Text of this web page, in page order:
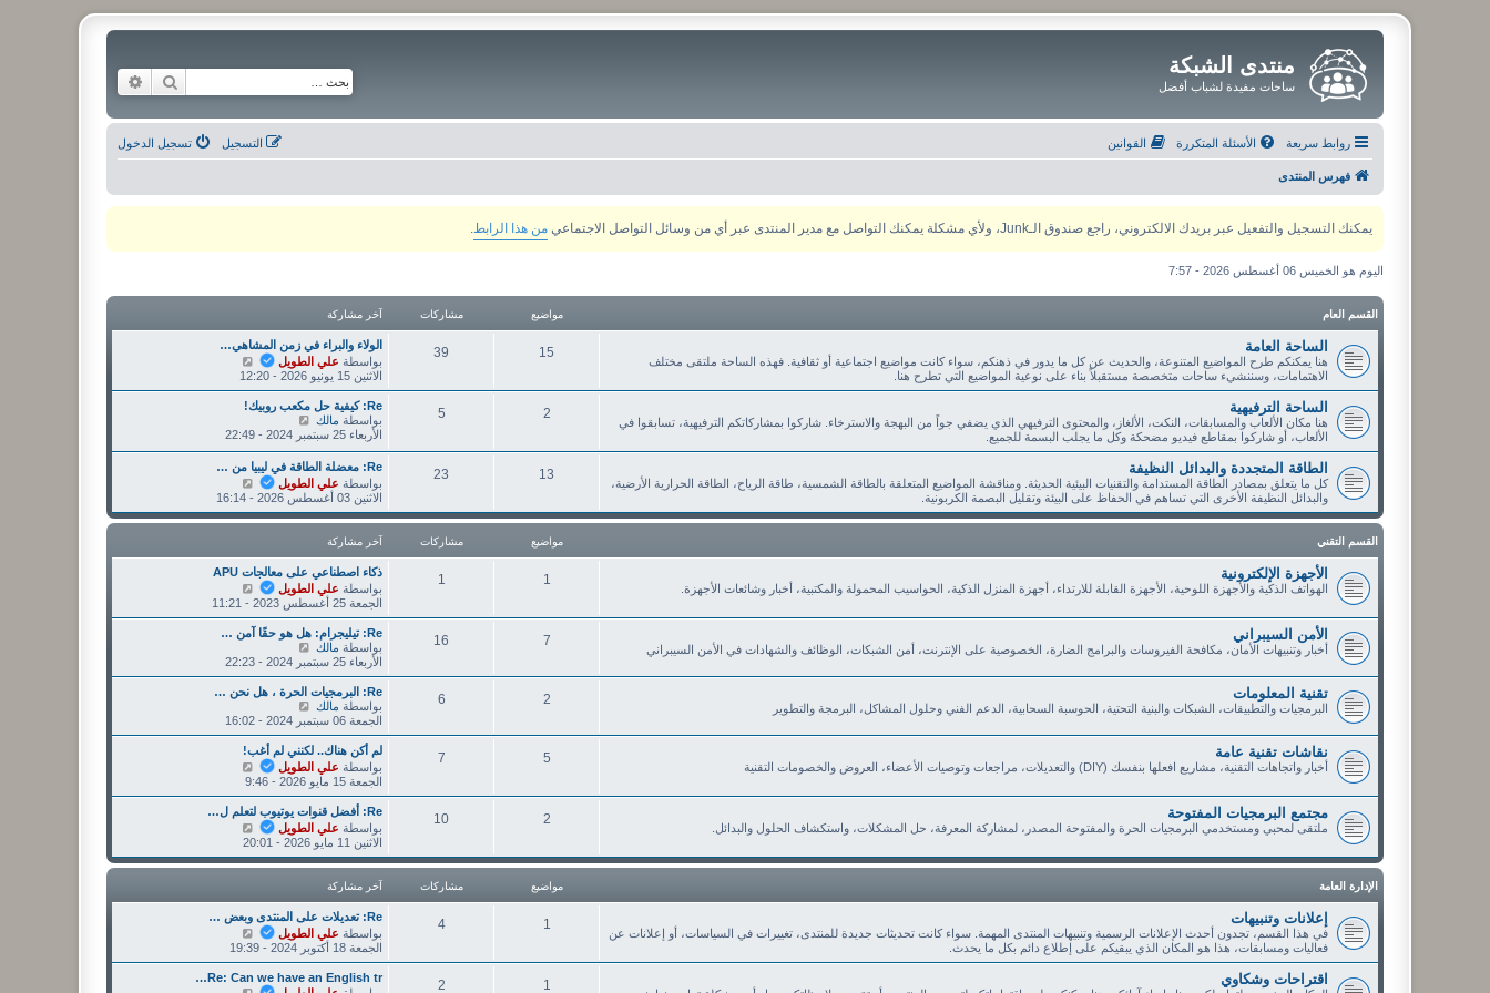
منتدى الشبكة
ساحات مفيدة لشباب أفضل بحث
روابط سريعة الأسئلة المتكررة القوانين تسجيل الدخول التسجيل
فهرس المنتدى
يمكنك التسجيل والتفعيل عبر بريدك الالكتروني، راجع صندوق الـJunk، ولأي مشكلة يمكنك التواصل مع مدير المنتدى عبر أي من وسائل التواصل الاجتماعي من هذا الرابط
اليوم هو الخميس 06 أغسطس 2026 - 7:57
القسم العام مواضيع مشاركات آخر مشاركة
الساحة العامة
هنا يمكنكم طرح المواضيع المتنوعة، والحديث عن كل ما يدور في ذهنكم، سواء كانت مواضيع اجتماعية أو ثقافية. فهذه الساحة ملتقى مختلف
الاهتمامات، وسننشيء ساحات متخصصة مستقبلاً بناء على نوعية المواضيع التي تطرح هنا.
15
39
الولاء والبراء في زمن المشاهي…
بواسطة علي الطويل
ا
ه
خ
ش
ر
ك
الاثنين 15 يونيو 2026 - 12:20
الساحة الترفيهية
هنا مكان الألعاب والمسابقات، النكت، الألغاز، والمحتوى الترفيهي الذي يضفي جواً من البهجة والاسترخاء. شاركوا بمشاركاتكم الترفيهية، تسابقوا في
الألعاب، أو شاركوا بمقاطع فيديو مضحكة وكل ما يجلب البسمة للجميع.
2
5
Re: كيفية حل مكعب روبيك!
بواسطة مالك
د
خ
ر
م
ك
ة
الأربعاء 25 سبتمبر 2024 - 22:49
الطاقة المتجددة والبدائل النظيفة
كل ما يتعلق بمصادر الطاقة المستدامة والتقنيات البيئية الحديثة. ومناقشة المواضيع المتعلقة بالطاقة الشمسية، طاقة الرياح، الطاقة الحرارية الأرضية،
والبدائل النظيفة الأخرى التي تساهم في الحفاظ على البيئة وتقليل البصمة الكربونية.
13
23
Re: معضلة الطاقة في ليبيا من …
بواسطة علي الطويل
ا
ه
د
ر
ش
ا
ك
ة
الاثنين 03 أغسطس 2026 - 16:14
القسم التقني مواضيع مشاركات آخر مشاركة
الأجهزة الإلكترونية
الهواتف الذكية والأجهزة اللوحية، الأجهزة القابلة للارتداء، أجهزة المنزل الذكية، الحواسيب المحمولة والمكتبية، أخبار وشائعات الأجهزة.
1
1
ذكاء اصطناعي على معالجات APU
بواسطة علي الطويل
ا
ه
د
آ
خ
ر
م
ش
ا
الجمعة 25 أغسطس 2023 - 11:21
الأمن السيبراني
أخبار وتنبيهات الأمان، مكافحة الفيروسات والبرامج الضارة، الخصوصية على الإنترنت، أمن الشبكات، الوظائف والشهادات في الأمن السيبراني
7
16
Re: تيليجرام: هل هو حقًا آمن …
بواسطة مالك
ه
د
خ
ر
ش
ا
ر
ة
الأربعاء 25 سبتمبر 2024 - 22:23
تقنية المعلومات
البرمجيات والتطبيقات، الشبكات والبنية التحتية، الحوسبة السحابية، الدعم الفني وحلول المشاكل، البرمجة والتطوير
2
6
Re: البرمجيات الحرة ، هل نحن …
بواسطة مالك
ه
د
خ
ش
ا
ر
ك
الجمعة 06 سبتمبر 2024 - 16:02
نقاشات تقنية عامة
أخبار واتجاهات التقنية، مشاريع افعلها بنفسك (DIY) والتعديلات، مراجعات وتوصيات الأعضاء، العروض والخصومات التقنية
5
7
لم أكن هناك.. لكنني لم أغب!
بواسطة علي الطويل
ه
د
م
ك
الجمعة 15 مايو 2026 - 9:46
مجتمع البرمجيات المفتوحة
ملتقى لمحبي ومستخدمي البرمجيات الحرة والمفتوحة المصدر، لمشاركة المعرفة، حل المشكلات، واستكشاف الحلول والبدائل.
2
10
Re: أفضل قنوات يوتيوب لتعلم ل…
بواسطة علي الطويل
ه
د
ر
ش
ا
ر
ك
الاثنين 11 مايو 2026 - 20:01
الإدارة العامة مواضيع مشاركات آخر مشاركة
إعلانات وتنبيهات
في هذا القسم، تجدون أحدث الإعلانات الرسمية وتنبيهات المنتدى المهمة. سواء كانت تحديثات جديدة للمنتدى، تغييرات في السياسات، أو إعلانات عن
فعاليات ومسابقات، هذا هو المكان الذي يبقيكم على إطلاع دائم بكل ما يحدث.
1
4
Re: تعديلات على المنتدى وبعض …
بواسطة علي الطويل
ا
ه
د
الجمعة 18 أكتوبر 2024 - 19:39
اقتراحات وشكاوي 1
2
Re: Can we have an English tr…